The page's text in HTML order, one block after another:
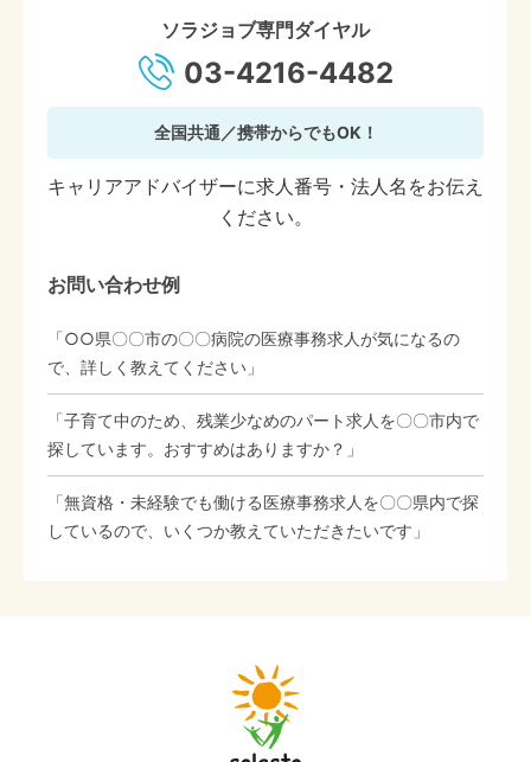
ソラジョブ専門ダイヤル
03-4216-4482
全国共通／携帯からでもOK！
キャリアアドバイザーに求人番号・法人名をお伝え
ください。
お問い合わせ例
「○○県〇〇市の〇〇病院の医療事務求人が気になるの
で、詳しく教えてください」
「子育て中のため、残業少なめのパート求人を〇〇市内で
探しています。おすすめはありますか？」
「無資格・未経験でも働ける医療事務求人を〇〇県内で探
しているので、いくつか教えていただきたいです」